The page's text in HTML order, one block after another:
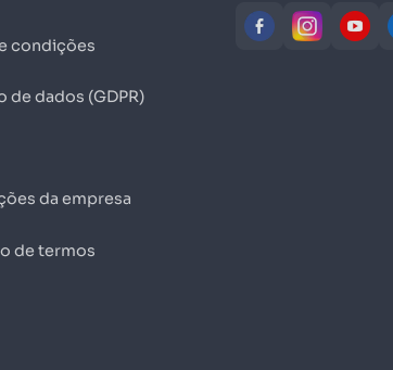
condições
de dados (GDPR)
da empresa
de termos